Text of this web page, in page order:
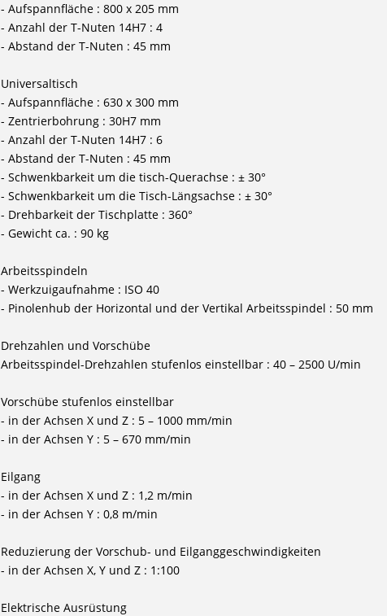
- Aufspannfläche : 800 x 205 mm
- Anzahl der T-Nuten 14H7 : 4
- Abstand der T-Nuten : 45 mm
Universaltisch
- Aufspannfläche : 630 x 300 mm
- Zentrierbohrung : 30H7 mm
- Anzahl der T-Nuten 14H7 : 6
- Abstand der T-Nuten : 45 mm
- Schwenkbarkeit um die tisch-Querachse : ± 30°
- Schwenkbarkeit um die Tisch-Längsachse : ± 30°
- Drehbarkeit der Tischplatte : 360°
- Gewicht ca. : 90 kg
Arbeitsspindeln
- Werkzuigaufnahme : ISO 40
- Pinolenhub der Horizontal und der Vertikal Arbeitsspindel : 50 mm
Drehzahlen und Vorschübe
Arbeitsspindel-Drehzahlen stufenlos einstellbar : 40 – 2500 U/min
Vorschübe stufenlos einstellbar
- in der Achsen X und Z : 5 – 1000 mm/min
- in der Achsen Y : 5 – 670 mm/min
Eilgang
- in der Achsen X und Z : 1,2 m/min
- in der Achsen Y : 0,8 m/min
Reduzierung der Vorschub- und Eilganggeschwindigkeiten
- in der Achsen X, Y und Z : 1:100
Elektrische Ausrüstung